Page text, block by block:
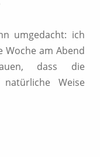
umgedacht: ich
Woche am Abend
dass die
Weise